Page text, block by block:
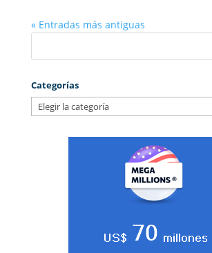
« Entradas más antiguas
Categorías
Categorías